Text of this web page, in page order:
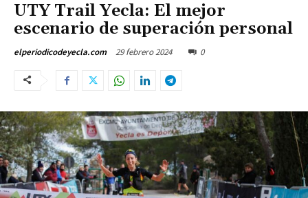
UTY Trail Yecla: El mejor
escenario de superación personal
elperiodicodeyecla.com 29 febrero 2024 0